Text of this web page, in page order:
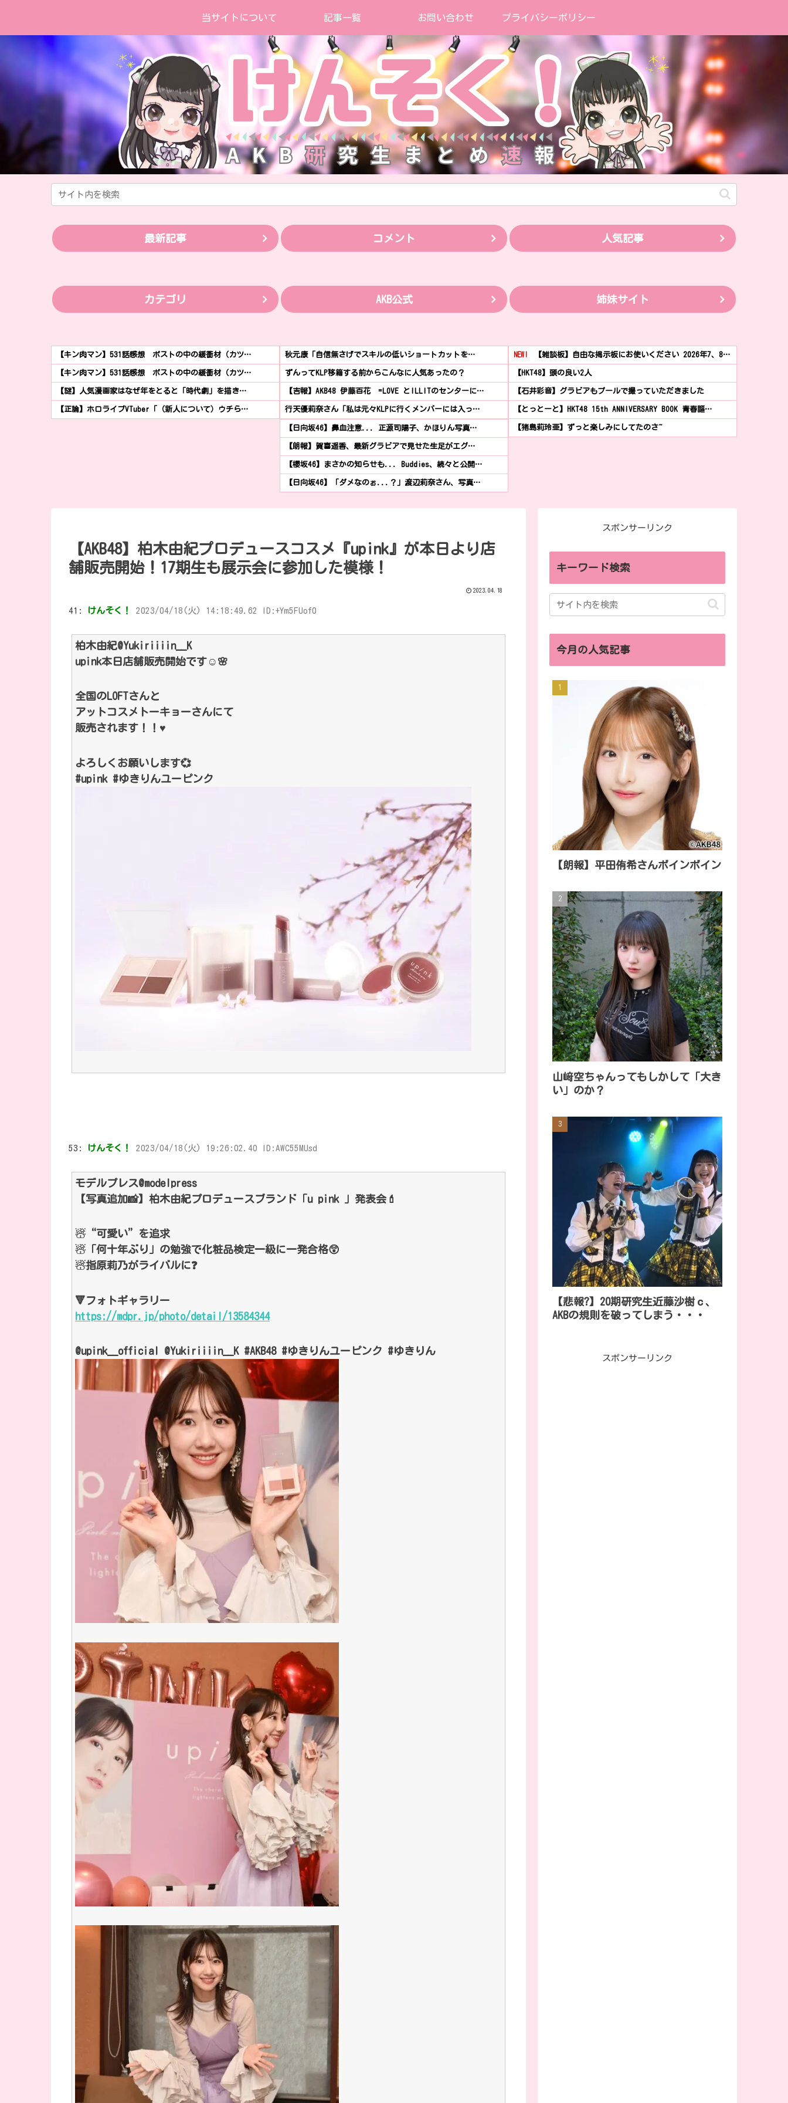
当サイトについて 記事一覧 お問い合わせ プライバシーポリシー
最新記事 コメント 人気記事
カテゴリ AKB公式 姉妹サイト
【キン肉マン】531話感想 ポストの中の緩衝材（カツ…
【キン肉マン】531話感想 ポストの中の緩衝材（カツ…
【謎】人気漫画家はなぜ年をとると「時代劇」を描き…
【正論】ホロライブVTuber「（新人について）ウチら…
秋元康「自信無さげでスキルの低いショートカットを…
ずんってKLP移籍する前からこんなに人気あったの？
【吉報】AKB48 伊藤百花 =LOVE とILLITのセンターに…
行天優莉奈さん「私は元々KLPに行くメンバーには入っ…
【日向坂46】鼻血注意... 正源司陽子、かほりん写真…
【朗報】賀喜遥香、最新グラビアで見せた生足がエグ…
【櫻坂46】まさかの知らせも... Buddies、続々と公開…
【日向坂46】「ダメなのぉ...？」渡辺莉奈さん、写真…
NEW! 【雑談板】自由な掲示板にお使いください 2026年7、8…
【HKT48】頭の良い2人
【石井彩音】グラビアもプールで撮っていただきました
【とっとーと】HKT48 15th ANNIVERSARY BOOK 青春謳…
【猪島莉玲亜】ずっと楽しみにしてたのさ~
【AKB48】柏木由紀プロデュースコスメ『upink』が本日より店
舗販売開始！17期生も展示会に参加した模様！
2023.04.18
41: けんそく！ 2023/04/18(火) 14:18:49.62 ID:+Ym5FUof0
柏木由紀@Yukiriiiin__K
upink本日店舗販売開始です☺🌸
全国のLOFTさんと
アットコスメトーキョーさんにて
販売されます！！♥
よろしくお願いします💞
#upink #ゆきりんユーピンク
53: けんそく！ 2023/04/18(火) 19:26:02.40 ID:AWC55MUsd
モデルプレス@modelpress
【写真追加📸】柏木由紀プロデュースブランド「u pink 」発表会💄
☃“可愛い”を追求
☃「何十年ぶり」の勉強で化粧品検定一級に一発合格😲
☃指原莉乃がライバルに❓
🔻フォトギャラリー
https://mdpr.jp/photo/detail/13584344
@upink__official @Yukiriiiin__K #AKB48 #ゆきりんユーピンク #ゆきりん
スポンサーリンク
キーワード検索
今月の人気記事
【朗報】平田侑希さんボインボイン
山﨑空ちゃんってもしかして「大き
い」のか？
【悲報?】20期研究生近藤沙樹ｃ、
AKBの規則を破ってしまう・・・
スポンサーリンク